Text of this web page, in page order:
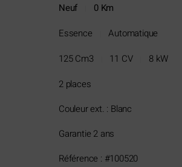
Neuf
0 Km
Essence
Automatique
125 Cm3
11 CV
8 kW
2 places
Couleur ext. : Blanc
Garantie 2 ans
Référence : #100520